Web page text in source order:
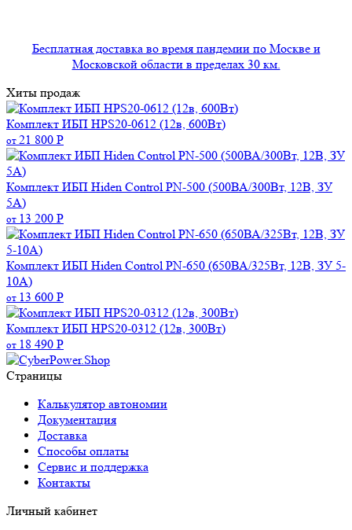
Бесплатная доставка во время пандемии по Москве и
Московской области в пределах 30 км.
Хиты продаж
Комплект ИБП HPS20-0612 (12в, 600Вт)
от 21 800 Р
Комплект ИБП Hiden Control PN-500 (500ВА/300Вт, 12В, ЗУ
5А)
от 13 200 Р
Комплект ИБП Hiden Control PN-650 (650ВА/325Вт, 12В, ЗУ 5-
10А)
от 13 600 Р
Комплект ИБП HPS20-0312 (12в, 300Вт)
от 18 490 Р
Страницы
Калькулятор автономии
Документация
Доставка
Способы оплаты
Сервис и поддержка
Контакты
Личный кабинет